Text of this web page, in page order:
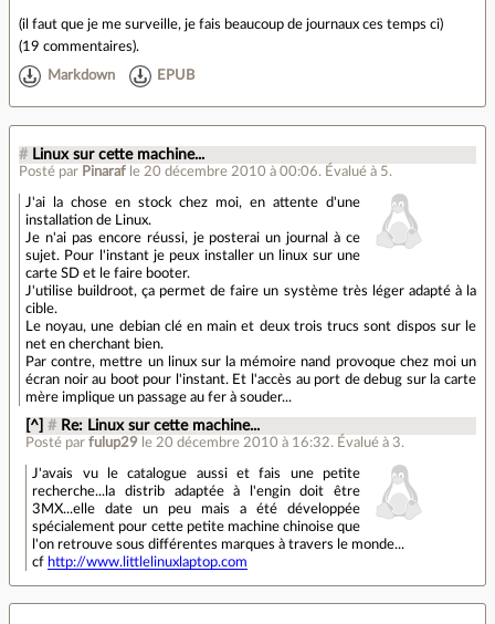
(il faut que je me surveille, je fais beaucoup de journaux ces temps ci)
(19 commentaires).
Markdown EPUB
# Linux sur cette machine...
Posté par Pinaraf le 20 décembre 2010 à 00:06. Évalué à 5.
J'ai la chose en stock chez moi, en attente d'une
installation de Linux.
Je n'ai pas encore réussi, je posterai un journal à ce
sujet. Pour l'instant je peux installer un linux sur une
carte SD et le faire booter.
J'utilise buildroot, ça permet de faire un système très léger adapté à la
cible.
Le noyau, une debian clé en main et deux trois trucs sont dispos sur le
net en cherchant bien.
Par contre, mettre un linux sur la mémoire nand provoque chez moi un
écran noir au boot pour l'instant. Et l'accès au port de debug sur la carte
mère implique un passage au fer à souder...
[^] # Re: Linux sur cette machine...
Posté parfulup29 le 20 décembre 2010 à 16:32. Évalué à 3.
J'avais vu le catalogue aussi et fais une petite
recherche...la distrib adaptée à l'engin doit être
3MX...elle date un peu mais a été développée
spécialement pour cette petite machine chinoise que
l'on retrouve sous différentes marques à travers le monde...
cf http://www.littlelinuxlaptop.com